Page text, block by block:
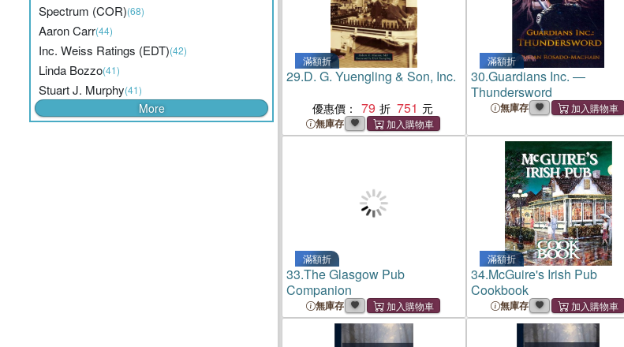
Spectrum (COR)(68)
Aaron Carr(44)
Inc. Weiss Ratings (EDT)(42)
Linda Bozzo(41)
Stuart J. Murphy(41)
More
滿額折
29.D. G. Yuengling & Son, Inc.
優惠價： 79 751
無庫存
滿額折
30.Guardians Inc. ―
Thundersword
無庫存
滿額折
33.The Glasgow Pub
Companion
無庫存
滿額折
34.McGuire's Irish Pub
Cookbook
無庫存